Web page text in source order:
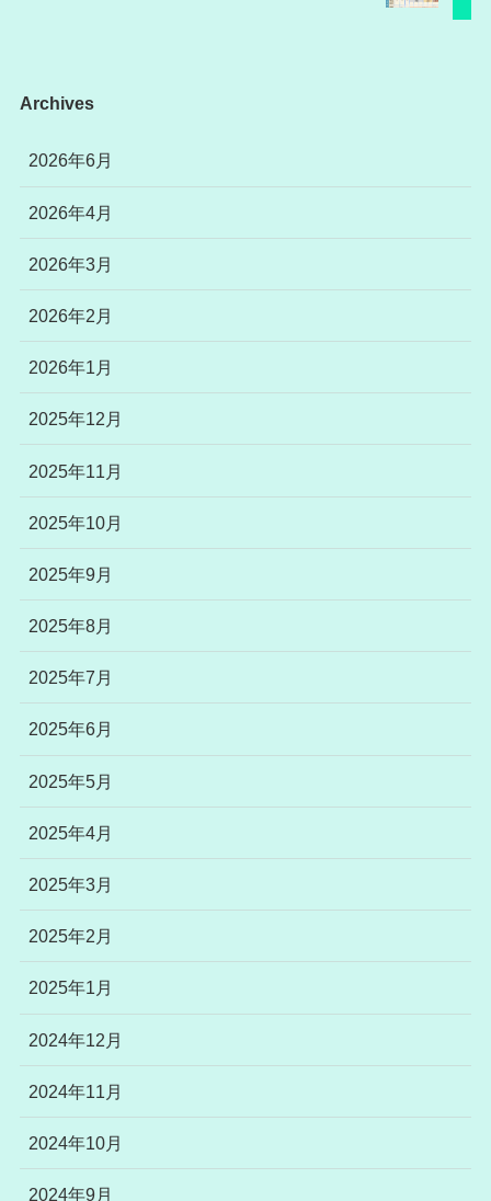
Archives
2026年6月
2026年4月
2026年3月
2026年2月
2026年1月
2025年12月
2025年11月
2025年10月
2025年9月
2025年8月
2025年7月
2025年6月
2025年5月
2025年4月
2025年3月
2025年2月
2025年1月
2024年12月
2024年11月
2024年10月
2024年9月